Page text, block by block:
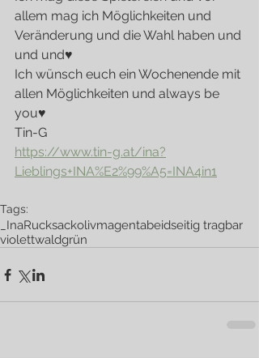
allem mag ich Möglichkeiten und
Veränderung und die Wahl haben und
und und♥
Ich wünsch euch ein Wochenende mit
allen Möglichkeiten und always be
you♥
Tin-G
https://www.tin-g.at/ina?
Lieblings+INA%E2%99%A5=INA4in1
Tags:
_InaRucksackolivmagentabeidseitig tragbar
violettwaldgrün